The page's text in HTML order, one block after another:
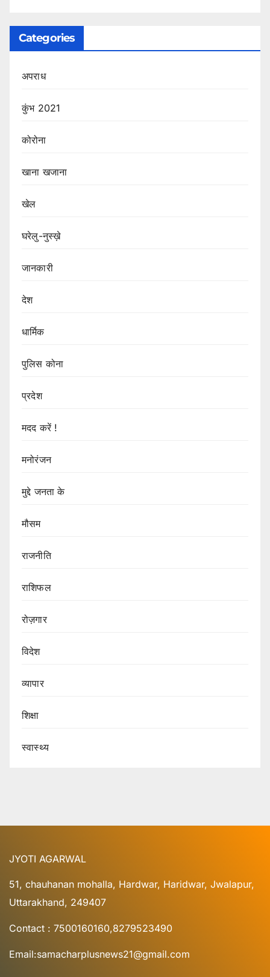
Categories
अपराध
कुंभ 2021
कोरोना
खाना खजाना
खेल
घरेलु-नुस्ख़े
जानकारी
देश
धार्मिक
पुलिस कोना
प्रदेश
मदद करें !
मनोरंजन
मुद्दे जनता के
मौसम
राजनीति
राशिफल
रोज़गार
विदेश
व्यापार
शिक्षा
स्वास्थ्य
JYOTI AGARWAL
51, chauhanan mohalla, Hardwar, Haridwar, Jwalapur,
Uttarakhand, 249407
Contact : 7500160160,8279523490
Email:samacharplusnews21@gmail.com